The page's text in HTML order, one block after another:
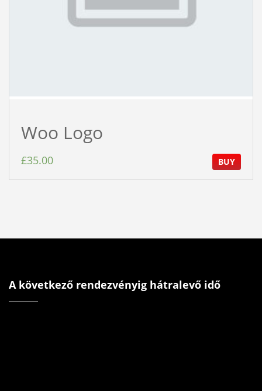
Woo Logo
£35.00 BUY
A következő rendezvényig hátralevő idő